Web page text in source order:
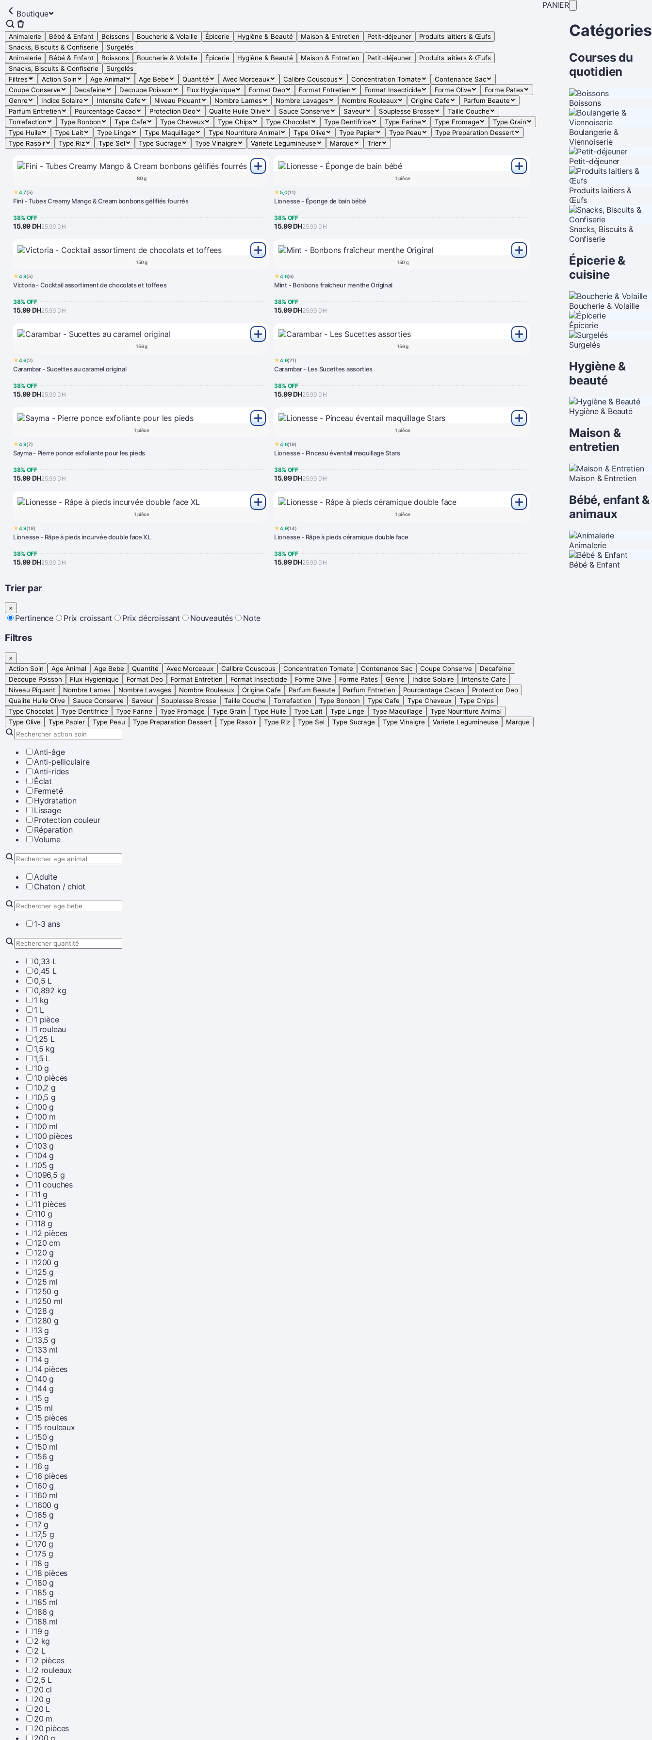
Boutique
Animalerie Bébé & Enfant Boissons Boucherie & Volaille Épicerie Hygiène & Beauté Maison & Entretien Petit-déjeuner
Produits laitiers & Œufs
Snacks, Biscuits & Confiserie
Surgelés
Animalerie
Bébé & Enfant Boissons Boucherie & Volaille Épicerie Hygiène & Beauté Maison & Entretien Petit-déjeuner
Produits laitiers & Œufs
Snacks, Biscuits & Confiserie
Surgelés
Filtres
Action Soin Age Animal Age Bebe Quantité Avec Morceaux Calibre Couscous Concentration Tomate
Contenance Sac
Coupe Conserve
Decafeine Decoupe Poisson Flux Hygienique Format Deo Format Entretien Format Insecticide Forme Olive
Forme Pates
Genre
Indice Solaire Intensite Cafe Niveau Piquant Nombre Lames Nombre Lavages Nombre Rouleaux Origine Cafe
Parfum Beaute
Parfum Entretien
Pourcentage Cacao Protection Deo Qualite Huile Olive Sauce Conserve Saveur Souplesse Brosse
Taille Couche
Torrefaction
Type Bonbon Type Cafe Type Cheveux Type Chips Type Chocolat Type Dentifrice Type Farine Type Fromage
Type Grain
Type Huile
Type Lait Type Linge Type Maquillage Type Nourriture Animal Type Olive Type Papier Type Peau
Type Preparation Dessert
Type Rasoir
Type Riz Type Sel Type Sucrage Type Vinaigre Variete Legumineuse Marque Trier
80 g
★4,7(5)
Fini - Tubes Creamy Mango & Cream bonbons gélifiés fourrés
38% OFF
15.99 DH25.99 DH
1 pièce
★5,0(11)
Lionesse - Éponge de bain bébé
38% OFF
15.99 DH25.99 DH
150 g
★4,9(5)
Victoria - Cocktail assortiment de chocolats et toffees
38% OFF
15.99 DH25.99 DH
150 g
★4,6(6)
Mint - Bonbons fraîcheur menthe Original
38% OFF
15.99 DH25.99 DH
156 g
★4,6(2)
Carambar - Sucettes au caramel original
38% OFF
15.99 DH25.99 DH
156 g
★4,9(21)
Carambar - Les Sucettes assorties
38% OFF
15.99 DH25.99 DH
1 pièce
★4,9(7)
Sayma - Pierre ponce exfoliante pour les pieds
38% OFF
15.99 DH25.99 DH
1 pièce
★4,6(19)
Lionesse - Pinceau éventail maquillage Stars
38% OFF
15.99 DH25.99 DH
1 pièce
★4,9(18)
Lionesse - Râpe à pieds incurvée double face XL
38% OFF
15.99 DH25.99 DH
1 pièce
★4,9(14)
Lionesse - Râpe à pieds céramique double face
38% OFF
15.99 DH25.99 DH
Trier par
×
Pertinence Prix croissant Prix décroissant Nouveautés Note
Filtres
×
Action Soin
Age Animal Age Bebe Quantité Avec Morceaux Calibre Couscous Concentration Tomate Contenance Sac Coupe Conserve
Decafeine
Decoupe Poisson
Flux Hygienique Format Deo Format Entretien Format Insecticide Forme Olive Forme Pates Genre Indice Solaire
Intensite Cafe
Niveau Piquant
Nombre Lames Nombre Lavages Nombre Rouleaux Origine Cafe Parfum Beaute Parfum Entretien Pourcentage Cacao
Protection Deo
Qualite Huile Olive
Sauce Conserve Saveur Souplesse Brosse Taille Couche Torrefaction Type Bonbon Type Cafe Type Cheveux
Type Chips
Type Chocolat
Type Dentifrice Type Farine Type Fromage Type Grain Type Huile Type Lait Type Linge Type Maquillage
Type Nourriture Animal
Type Olive
Type Papier Type Peau Type Preparation Dessert Type Rasoir Type Riz Type Sel Type Sucrage Type Vinaigre Variete Legumineuse Marque
Anti-âge
Anti-pelliculaire
Anti-rides
Éclat
Fermeté
Hydratation
Lissage
Protection couleur
Réparation
Volume
Adulte
Chaton / chiot
1-3 ans
0,33 L
0,45 L
0,5 L
0,892 kg
1 kg
1 L
1 pièce
1 rouleau
1,25 L
1,5 kg
1,5 L
10 g
10 pièces
10,2 g
10,5 g
100 g
100 m
100 ml
100 pièces
103 g
104 g
105 g
1096,5 g
11 couches
11 g
11 pièces
110 g
118 g
12 pièces
120 cm
120 g
1200 g
125 g
125 ml
1250 g
1250 ml
128 g
1280 g
13 g
13,5 g
133 ml
14 g
14 pièces
140 g
144 g
15 g
15 ml
15 pièces
15 rouleaux
150 g
150 ml
156 g
16 g
16 pièces
160 g
160 ml
1600 g
165 g
17 g
17,5 g
170 g
175 g
18 g
18 pièces
180 g
185 g
185 ml
186 g
188 ml
19 g
2 kg
2 L
2 pièces
2 rouleaux
2,5 L
20 cl
20 g
20 L
20 m
20 pièces
200 g
PANIER
Catégories
Courses du
quotidien
Boissons
Boulangerie &
Viennoiserie
Petit-déjeuner
Produits laitiers &
Œufs
Snacks, Biscuits &
Confiserie
Épicerie &
cuisine
Boucherie & Volaille
Épicerie
Surgelés
Hygiène &
beauté
Hygiène & Beauté
Maison &
entretien
Maison & Entretien
Bébé, enfant &
animaux
Animalerie
Bébé & Enfant